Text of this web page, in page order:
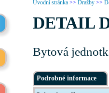
Úvodní stránka >> Dražby >>
DETAIL
Bytová
Podrobné informace